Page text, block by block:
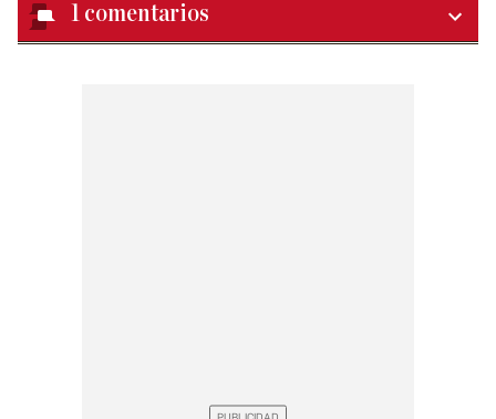
1 comentarios